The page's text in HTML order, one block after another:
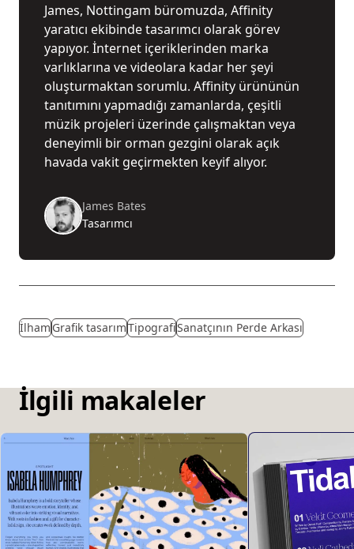
James, Nottingam büromuzda, Affinity
yaratıcı ekibinde tasarımcı olarak görev
yapıyor. İnternet içeriklerinden marka
varlıklarına ve videolara kadar her şeyi
oluşturmaktan sorumlu. Affinity ürününün
tanıtımını yapmadığı zamanlarda, çeşitli
müzik projeleri üzerinde çalışmaktan veya
deneyimli bir orman gezgini olarak açık
havada vakit geçirmekten keyif alıyor.
James Bates
Tasarımcı
İlhamGrafik tasarımTipografiSanatçının Perde Arkası
İlgili makaleler